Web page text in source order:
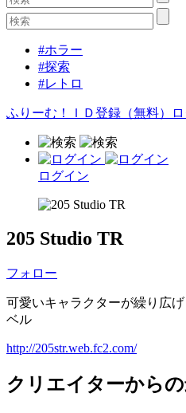
#ホラー
#探索
#レトロ
ふりーむ！ＩＤ登録（無料）
ログイン
205 Studio TR
フォロー
可愛いキャラクターが繰り広
ベル
http://205str.web.fc2.com/
クリエイターから